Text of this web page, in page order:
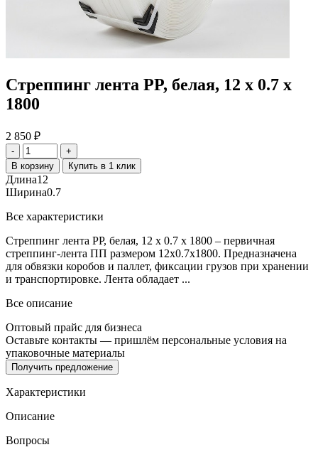
Стреппинг лента PP, белая, 12 х 0.7 х
1800
2 850 ₽
-
+
В корзину
Купить в 1 клик
Длина12
Ширина0.7
Все характеристики
Стреппинг лента PP, белая, 12 х 0.7 х 1800 – первичная
стреппинг-лента ПП размером 12x0.7x1800. Предназначена
для обвязки коробов и паллет, фиксации грузов при хранении
и транспортировке. Лента обладает ...
Все описание
Оптовый прайс для бизнеса
Оставьте контакты — пришлём персональные условия на
упаковочные материалы
Получить предложение
Характеристики
Описание
Вопросы